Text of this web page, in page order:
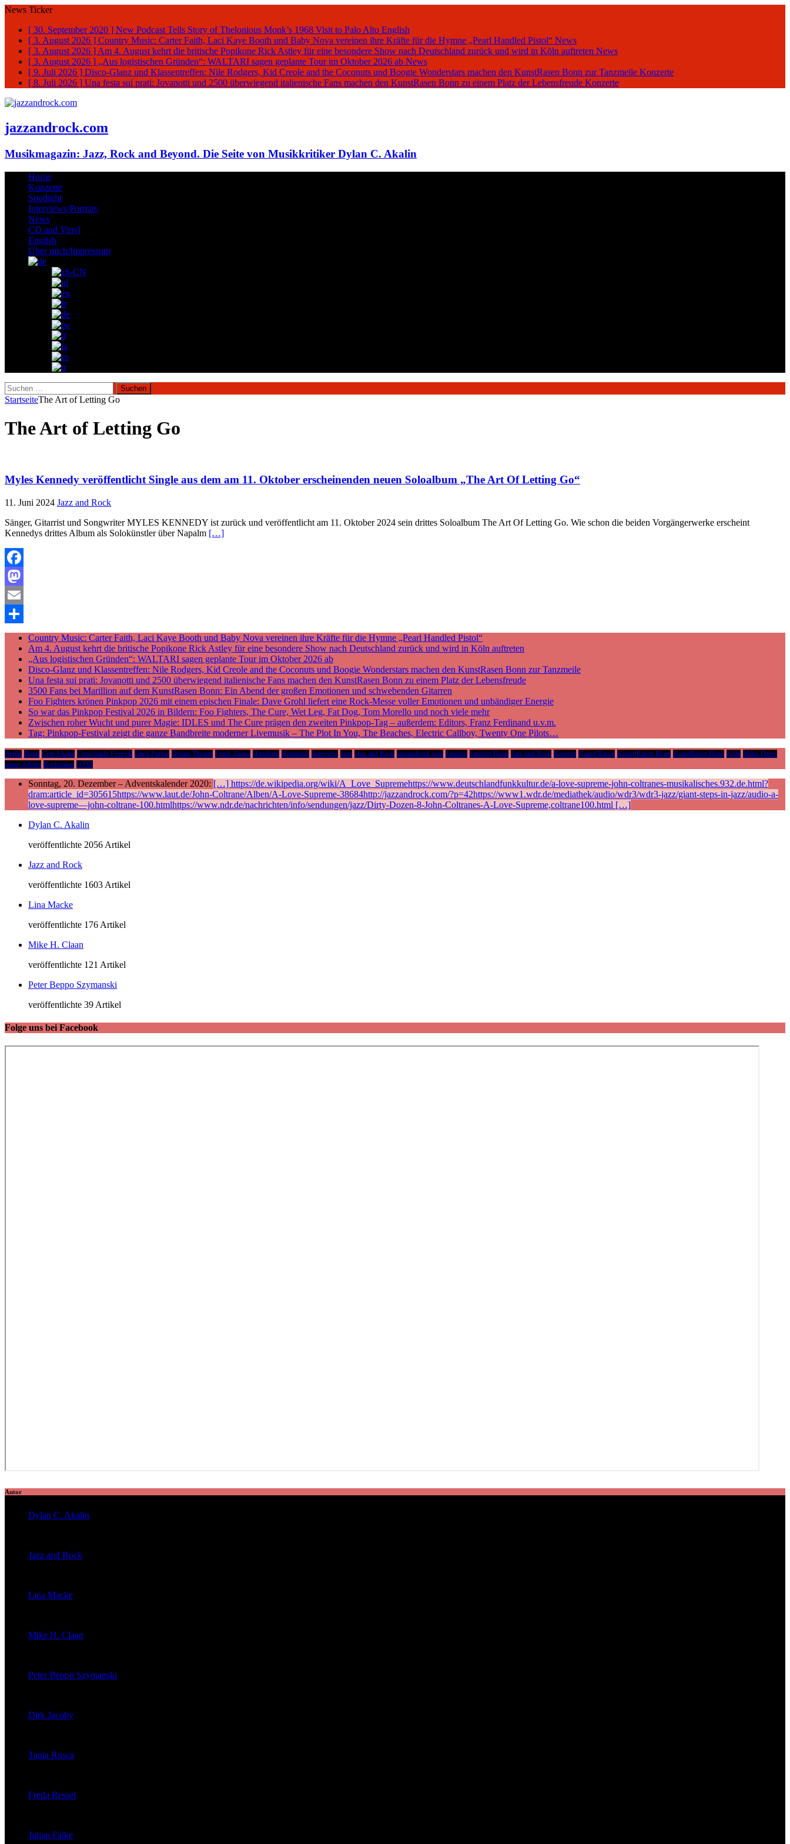
News Ticker
[ 30. September 2020 ] New Podcast Tells Story of Thelonious Monk’s 1968 Visit to Palo Alto English
[ 3. August 2026 ] Country Music: Carter Faith, Laci Kaye Booth und Baby Nova vereinen ihre Kräfte für die Hymne „Pearl Handled Pistol“ News
[ 3. August 2026 ] Am 4. August kehrt die britische Popikone Rick Astley für eine besondere Show nach Deutschland zurück und wird in Köln auftreten News
[ 3. August 2026 ] „Aus logistischen Gründen“: WALTARI sagen geplante Tour im Oktober 2026 ab News
[ 9. Juli 2026 ] Disco-Glanz und Klassentreffen: Nile Rodgers, Kid Creole and the Coconuts und Boogie Wonderstars machen den KunstRasen Bonn zur Tanzmeile Konzerte
[ 8. Juli 2026 ] Una festa sui prati: Jovanotti und 2500 überwiegend italienische Fans machen den KunstRasen Bonn zu einem Platz der Lebensfreude Konzerte
jazzandrock.com
Musikmagazin: Jazz, Rock and Beyond. Die Seite von Musikkritiker Dylan C. Akalin
Home
Konzerte
Spotlight
Interviews/Porträts
News
CD and Vinyl
English
Über mich/Impressum
Suchen
nach:
StartseiteThe Art of Letting Go
The Art of Letting Go
Myles Kennedy veröffentlicht Single aus dem am 11. Oktober erscheinenden neuen Soloalbum „The Art Of Letting Go“
11. Juni 2024 Jazz and Rock
Sänger, Gitarrist und Songwriter MYLES KENNEDY ist zurück und veröffentlicht am 11. Oktober 2024 sein drittes Soloalbum The Art Of Letting Go. Wie schon die beiden Vorgängerwerke erscheint
Kennedys drittes Album als Solokünstler über Napalm […]
Facebook
Mastodon
Email
Teilen
Country Music: Carter Faith, Laci Kaye Booth und Baby Nova vereinen ihre Kräfte für die Hymne „Pearl Handled Pistol“
Am 4. August kehrt die britische Popikone Rick Astley für eine besondere Show nach Deutschland zurück und wird in Köln auftreten
„Aus logistischen Gründen“: WALTARI sagen geplante Tour im Oktober 2026 ab
Disco-Glanz und Klassentreffen: Nile Rodgers, Kid Creole and the Coconuts und Boogie Wonderstars machen den KunstRasen Bonn zur Tanzmeile
Una festa sui prati: Jovanotti und 2500 überwiegend italienische Fans machen den KunstRasen Bonn zu einem Platz der Lebensfreude
3500 Fans bei Marillion auf dem KunstRasen Bonn: Ein Abend der großen Emotionen und schwebenden Gitarren
Foo Fighters krönen Pinkpop 2026 mit einem epischen Finale: Dave Grohl liefert eine Rock-Messe voller Emotionen und unbändiger Energie
So war das Pinkpop Festival 2026 in Bildern: Foo Fighters, The Cure, Wet Leg, Fat Dog, Tom Morello und noch viele mehr
Zwischen roher Wucht und purer Magie: IDLES und The Cure prägen den zweiten Pinkpop-Tag – außerdem: Editors, Franz Ferdinand u.v.m.
Tag: Pinkpop-Festival zeigt die ganze Bandbreite moderner Livemusik – The Plot In You, The Beaches, Electric Callboy, Twenty One Pilots…
Berlin Bonn Cem Akalin Crossroads Festival Deep Purple Dream Theater Frank Zappa Hamburg Harmonie Interview Jazz Jazz and Rock jazzandrock.com Jazzfest Jazzfest Bonn Jazz und Rock Konzert Kunst!Rasen Kunst!Rasen Bonn KunstRasen Bonn Köln Miles Davis
neues Album Rockpalast WDR
Sonntag, 20. Dezember – Adventskalender 2020: […] https://de.wikipedia.org/wiki/A_Love_Supremehttps://www.deutschlandfunkkultur.de/a-love-supreme-john-coltranes-musikalisches.932.de.html?
dram:article_id=305615https://www.laut.de/John-Coltrane/Alben/A-Love-Supreme-38684http://jazzandrock.com/?p=42https://www1.wdr.de/mediathek/audio/wdr3/wdr3-jazz/giant-steps-in-jazz/audio-a-
love-supreme—john-coltrane-100.htmlhttps://www.ndr.de/nachrichten/info/sendungen/jazz/Dirty-Dozen-8-John-Coltranes-A-Love-Supreme,coltrane100.html […]
Dylan C. Akalin
veröffentlichte 2056 Artikel
Jazz and Rock
veröffentlichte 1603 Artikel
Lina Macke
veröffentlichte 176 Artikel
Mike H. Claan
veröffentlichte 121 Artikel
Peter Beppo Szymanski
veröffentlichte 39 Artikel
Folge uns bei Facebook
Autor
Dylan C. Akalin
Jazz and Rock
Lina Macke
Mike H. Claan
Peter Beppo Szymanski
Dirk Jacoby
Tania Rusca
Freda Ressel
Julian Falke